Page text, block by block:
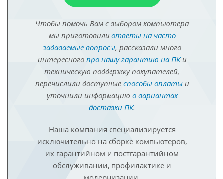
Чтобы помочь Вам с выбором компьютера
мы приготовили ответы на часто
задаваемые вопросы, рассказали много
интересного про нашу гарантию на ПКи
техническую поддержку покупателей,
перечислили доступные способы оплатыи
уточнили информацию о вариантах
доставки ПК.
Наша компания специализируется
исключительно на сборке компьютеров,
их гарантийном и постгарантийном
обслуживании, профилактике и
модернизации.